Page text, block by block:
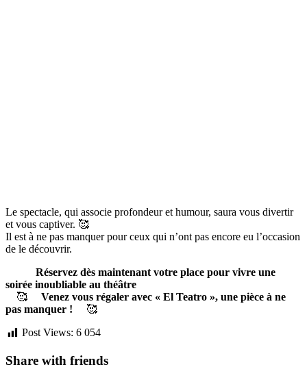
Le spectacle, qui associe profondeur et humour, saura vous divertir
et vous captiver. 🥰
Il est à ne pas manquer pour ceux qui n’ont pas encore eu l’occasion
de le découvrir.
Réservez dès maintenant votre place pour vivre une
soirée inoubliable au théâtre
🥰 Venez vous régaler avec « El Teatro », une pièce à ne
pas manquer ! 🥰
Post Views: 6 054
Share with friends